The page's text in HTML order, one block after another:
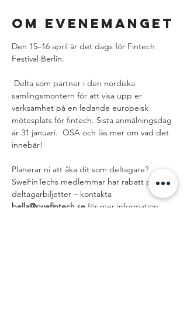
Om evenemanget
Den 15–16 april är det dags för Fintech
Festival Berlin.
samlingsmontern för att visa upp er
verksamhet på en ledande europeisk
mötesplats för fintech. Sista anmälningsdag
är 31 januari.  OSA och läs mer om vad det
innebär!
Planerar ni att åka dit som deltagare?
SweFinTechs medlemmar har rabatt på
deltagarbiljetter – kontakta
bella@swefintech.se för mer information